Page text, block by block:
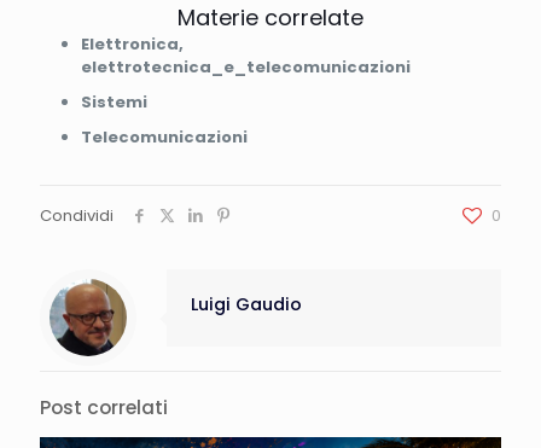
Materie correlate
Elettronica,
elettrotecnica_e_telecomunicazioni
Sistemi
Telecomunicazioni
Condividi 0
Luigi Gaudio
Post correlati